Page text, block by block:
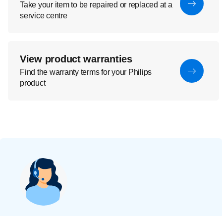
Take your item to be repaired or replaced at a
service centre
View product warranties
Find the warranty terms for your Philips
product